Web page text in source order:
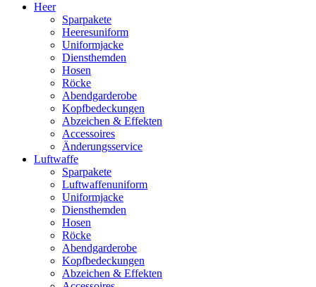
Heer
Sparpakete
Heeresuniform
Uniformjacke
Diensthemden
Hosen
Röcke
Abendgarderobe
Kopfbedeckungen
Abzeichen & Effekten
Accessoires
Änderungsservice
Luftwaffe
Sparpakete
Luftwaffenuniform
Uniformjacke
Diensthemden
Hosen
Röcke
Abendgarderobe
Kopfbedeckungen
Abzeichen & Effekten